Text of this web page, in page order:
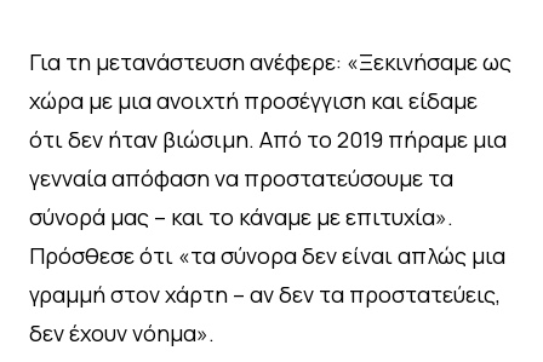
Για τη μετανάστευση ανέφερε: «Ξεκινήσαμε ως
χώρα με μια ανοιχτή προσέγγιση και είδαμε
ότι δεν ήταν βιώσιμη. Από το 2019 πήραμε μια
γενναία απόφαση να προστατεύσουμε τα
σύνορά μας – και το κάναμε με επιτυχία».
Πρόσθεσε ότι «τα σύνορα δεν είναι απλώς μια
γραμμή στον χάρτη – αν δεν τα προστατεύεις,
δεν έχουν νόημα».